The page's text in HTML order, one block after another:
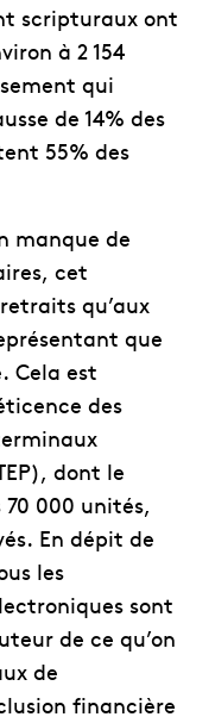
scripturaux ont
à 2 154
qui
de 14% des
55% des
manque de
cet
qu’aux
que
Cela est
des
dont le
70 000 unités,
En dépit de
les
sont
de ce qu’on
de
financière